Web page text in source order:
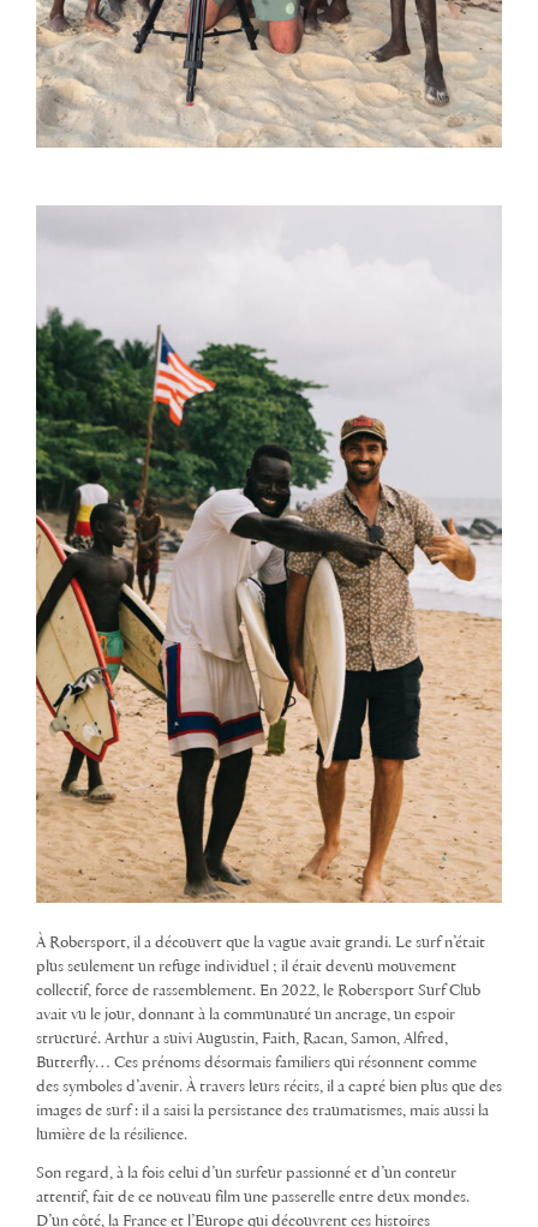
À Robersport, il a découvert que la vague avait grandi. Le surf n’était
plus seulement un refuge individuel ; il était devenu mouvement
collectif, force de rassemblement. En 2022, le Robersport Surf Club
avait vu le jour, donnant à la communauté un ancrage, un espoir
structuré. Arthur a suivi Augustin, Faith, Racan, Samon, Alfred,
Butterfly… Ces prénoms désormais familiers qui résonnent comme
des symboles d’avenir. À travers leurs récits, il a capté bien plus que des
images de surf : il a saisi la persistance des traumatismes, mais aussi la
lumière de la résilience.
Son regard, à la fois celui d’un surfeur passionné et d’un conteur
attentif, fait de ce nouveau film une passerelle entre deux mondes.
D’un côté, la France et l’Europe qui découvrent ces histoires